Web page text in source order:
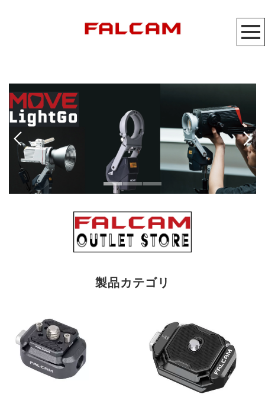
製品カテゴリ